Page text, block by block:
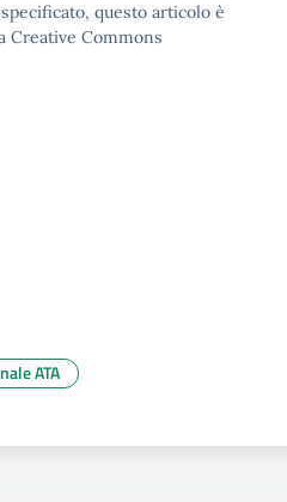
questo articolo è
Creative Commons
ATA